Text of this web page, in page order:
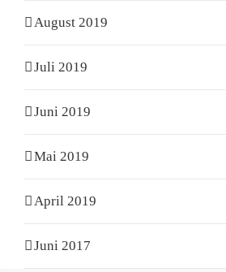
August 2019
Juli 2019
Juni 2019
Mai 2019
April 2019
Juni 2017